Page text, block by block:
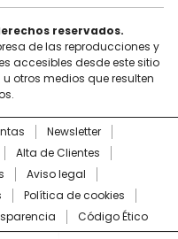
reservados.
de las reproducciones y
accesibles desde este sitio
otros medios que resulten
Newsletter
Alta de Clientes
Aviso legal
Política de cookies
Código Ético